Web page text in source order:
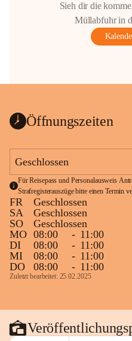
Sieh dir die
Müllabfuhr in
Öffnungszeiten
Geschlossen
Für Reisepass und Personalausweis
Strafregisterauszüge bitte einen Termin
FR
Geschlossen
SA
Geschlossen
SO
Geschlossen
MO 08:00 - 11:00
DI
08:00 - 11:00
MI
08:00 - 11:00
DO
08:00 - 11:00
Zuletzt bearbeitet: 25.02.2025